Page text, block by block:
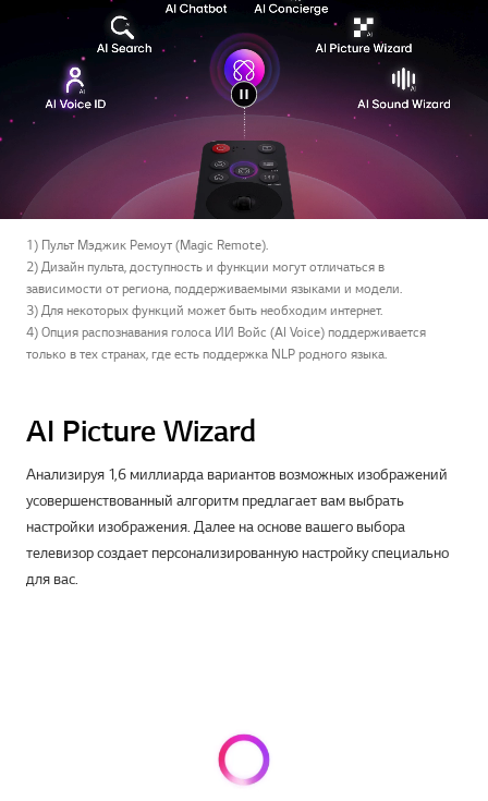
1) Пульт Мэджик Ремоут (Magic Remote).
2) Дизайн пульта, доступность и функции могут отличаться в
зависимости от региона, поддерживаемыми языками и модели.
3) Для некоторых функций может быть необходим интернет.
4) Опция распознавания голоса ИИ Войс (AI Voice) поддерживается
только в тех странах, где есть поддержка NLP родного языка.
AI Picture Wizard
Анализируя 1,6 миллиарда вариантов возможных изображений
усовершенствованный алгоритм предлагает вам выбрать
настройки изображения. Далее на основе вашего выбора
телевизор создает персонализированную настройку специально
для вас.